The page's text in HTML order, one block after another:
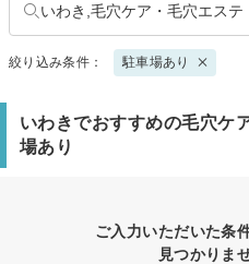
いわき,毛穴ケア・毛穴エステ
絞り込み条件： 駐車場あり
いわきでおすすめの毛穴ケ
場あり
ご入力いただいた条
見つかりま